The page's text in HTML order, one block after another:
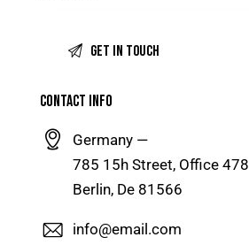
CONTACT INFO
Germany —
785 15h Street, Office 478
Berlin, De 81566
info@email.com